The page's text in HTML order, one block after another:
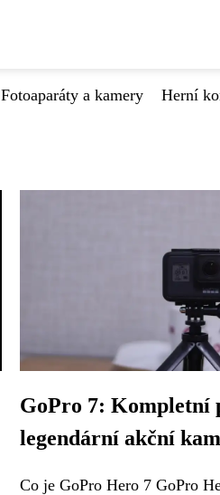
Fotoaparáty a kamery Herní
GoPro 7: Kompletní
legendární akční
Co je GoPro Hero 7 GoPro